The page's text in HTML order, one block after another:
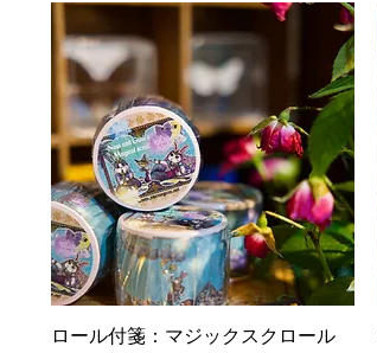
快速瀏覽
ロール付箋：マジックスクロール